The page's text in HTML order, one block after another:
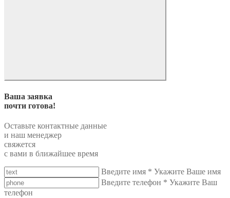
Ваша заявка
почти готова!
Оставьте контактные данные
и наш менеджер
свяжется
с вами в ближайшее время
Введите имя * Укажите Ваше имя
Введите телефон * Укажите Ваш
телефон